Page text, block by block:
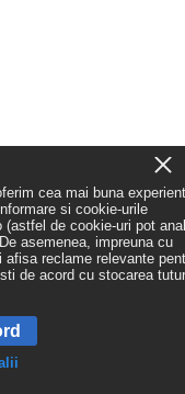
cea mai buna
si cookie-urile
de cookie-uri pot
asemenea, impreuna cu
reclame relevante
de acord cu stocarea